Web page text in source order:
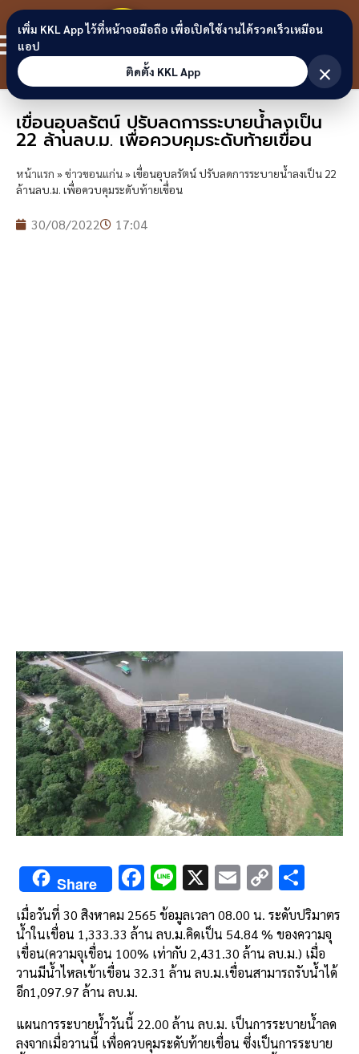
Skip to content
ขอนแก่น
ลิงก์
เขื่อนอุบลรัตน์ ปรับลดการระบายน้ำลงเป็น
22 ล้านลบ.ม. เพื่อควบคุมระดับท้ายเขื่อน
หน้าแรก »ข่าวขอนแก่น»เขื่อนอุบลรัตน์ ปรับลดการระบายน้ำลงเป็น 22
ล้านลบ.ม. เพื่อควบคุมระดับท้ายเขื่อน
30/08/2022 17:04
Share F
ac
e
b
o
k
Li
e
X E
m
ai
l
C
o
py
Li
n
h
ar
e
เมื่อวันที่ 30 สิงหาคม 2565 ข้อมูลเวลา 08.00 น. ระดับปริมาตร
น้ำในเขื่อน 1,333.33 ล้าน ลบ.ม.คิดเป็น 54.84 % ของความจุ
เขื่อน(ความจุเขื่อน 100% เท่ากับ 2,431.30 ล้าน ลบ.ม.) เมื่อ
วานมีน้ำไหลเข้าเขื่อน 32.31 ล้าน ลบ.ม.เขื่อนสามารถรับน้ำได้
อีก1,097.97 ล้าน ลบ.ม.
แผนการระบายน้ำวันนี้ 22.00 ล้าน ลบ.ม. เป็นการระบายน้ำลด
ลงจากเมื่อวานนี้ เพื่อควบคุมระดับท้ายเขื่อน ซึ่งเป็นการระบาย
เพิ่ม KKL App ไว้ที่หน้าจอมือถือ เพื่อเปิดใช้งานได้รวดเร็วเหมือน
แอป
ติดตั้ง KKL App
×